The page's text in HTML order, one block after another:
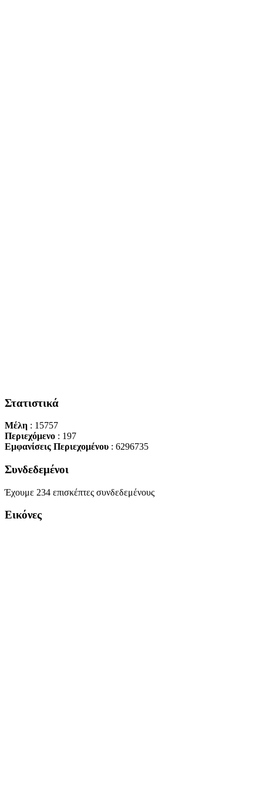
Στατιστικά
Μέλη : 15757
Περιεχόμενο : 197
Εμφανίσεις Περιεχομένου : 6296735
Συνδεδεμένοι
Έχουμε 234 επισκέπτες συνδεδεμένους
Εικόνες